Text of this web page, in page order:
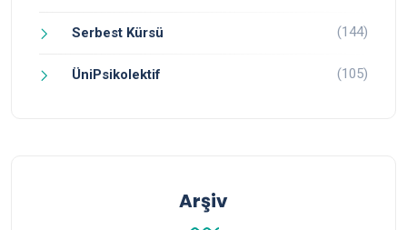
Serbest Kürsü (144)
ÜniPsikolektif (105)
Arşiv